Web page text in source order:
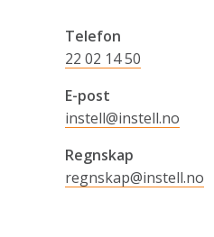
Telefon
22 02 14 50
E-post
instell@instell.no
Regnskap
regnskap@instell.no